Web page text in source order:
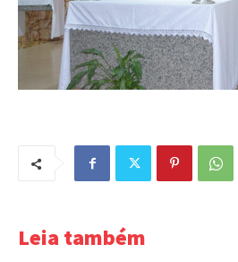
Leia também